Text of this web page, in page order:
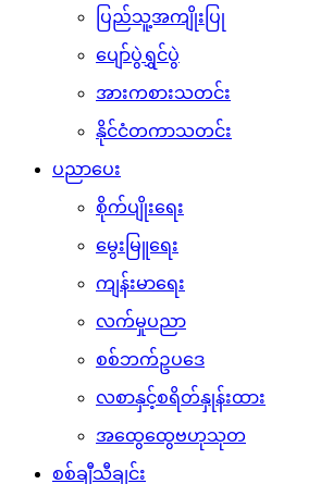
ပြည်သူ့အကျိုးပြု
ပျော်ပွဲရွှင်ပွဲ
အားကစားသတင်း
နိုင်ငံတကာသတင်း
ပညာပေး
စိုက်ပျိုးရေး
မွေးမြူရေး
ကျန်းမာရေး
လက်မှုပညာ
စစ်ဘက်ဥပဒေ
လစာနှင့်စရိတ်နှုန်းထား
အထွေထွေဗဟုသုတ
စစ်ချီသီချင်း